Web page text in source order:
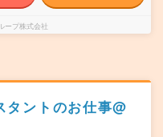
ープ株式会社
タントのお仕事@